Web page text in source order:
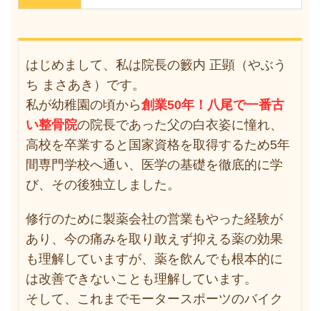
はじめまして、私は院長の籔内 正顕（やぶう
ち まさあき）です。
私が幼稚園の頃から創業50年！八尾で一番古
い整骨院の院長であった父の白衣姿に憧れ、
高校を卒業すると国家資格を取得するため5年
間専門学校へ通い、医学の基礎を徹底的に学
び、その後独立しました。
修行のために製薬会社の営業もやった経験が
あり、今の痛みを取り敢えず抑える薬の効果
も理解していますが、薬を飲んでも根本的に
は改善できないことも理解しています。
そして、これまでモータースポーツのバイク